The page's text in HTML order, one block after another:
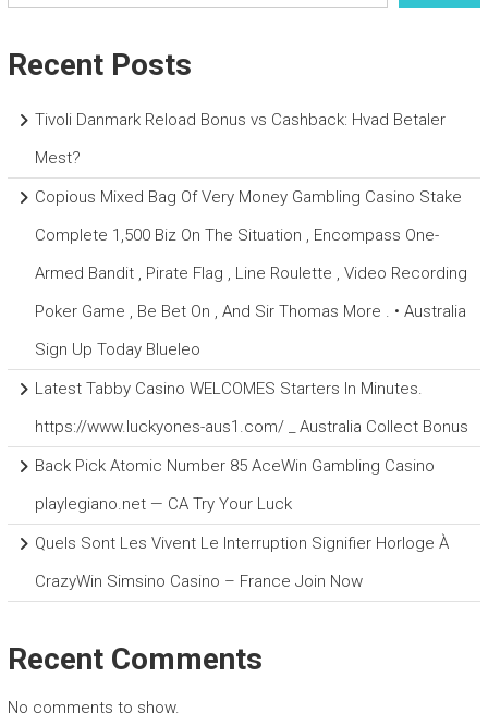
Recent Posts
Tivoli Danmark Reload Bonus vs Cashback: Hvad Betaler
Mest?
Copious Mixed Bag Of Very Money Gambling Casino Stake
Complete 1,500 Biz On The Situation , Encompass One-
Armed Bandit , Pirate Flag , Line Roulette , Video Recording
Poker Game , Be Bet On , And Sir Thomas More . • Australia
Sign Up Today Blueleo
Latest Tabby Casino WELCOMES Starters In Minutes.
https://www.luckyones-aus1.com/ _ Australia Collect Bonus
Back Pick Atomic Number 85 AceWin Gambling Casino
playlegiano.net — CA Try Your Luck
Quels Sont Les Vivent Le Interruption Signifier Horloge À
CrazyWin Simsino Casino – France Join Now
Recent Comments
No comments to show.